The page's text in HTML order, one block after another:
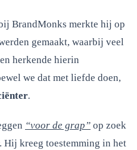
BrandMonks merkte hij op
gemaakt, waarbij veel
herkende hierin
we dat met liefde doen,
.
“voor de grap” op zoek
Hij kreeg toestemming in het